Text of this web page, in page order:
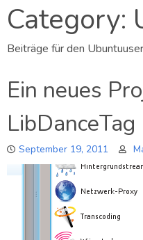
Category:
Beiträge für den
Ein neues
LibDanceTag
September 19, 2011